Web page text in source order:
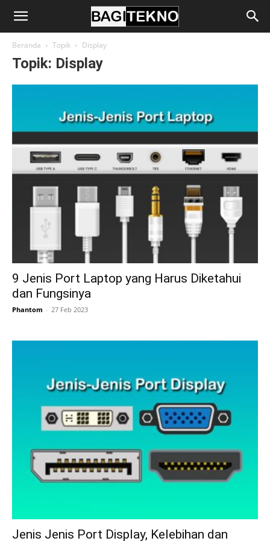
BagiTekno
Beranda Topik Display
Topik: Display
9 Jenis Port Laptop yang Harus Diketahui
dan Fungsinya
Phantom - 27 Feb 2023
Jenis Jenis Port Display, Kelebihan dan